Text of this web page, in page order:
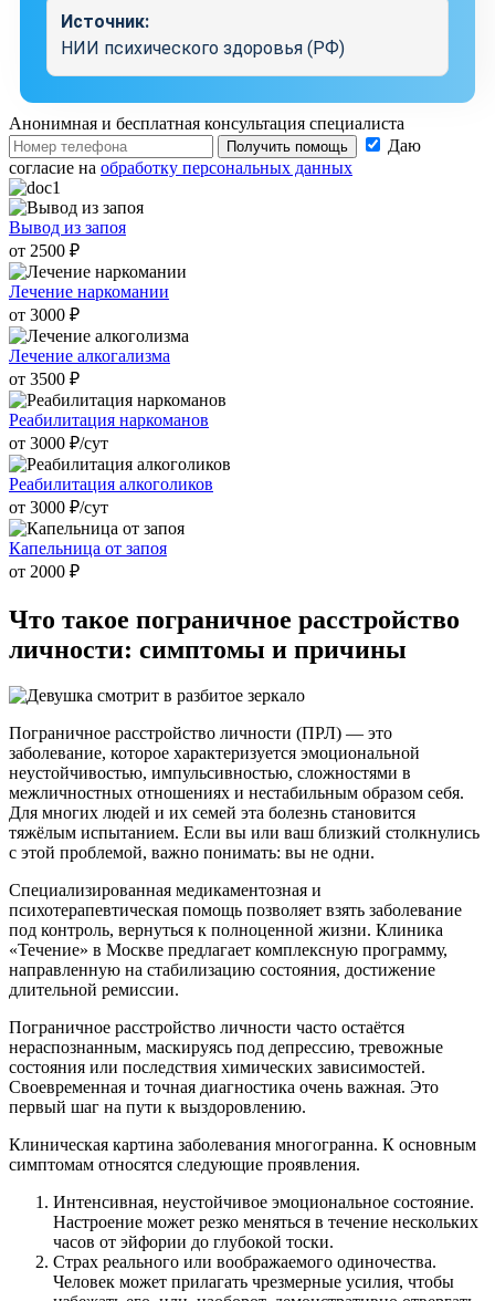
Источник:
НИИ психического здоровья (РФ)
Анонимная и бесплатная консультация специалиста
Получить помощь
Даю
согласие на обработку персональных данных
Вывод из запоя
от 2500 ₽
Лечение наркомании
от 3000 ₽
Лечение алкогализма
от 3500 ₽
Реабилитация наркоманов
от 3000 ₽/cут
Реабилитация алкоголиков
от 3000 ₽/cут
Капельница от запоя
от 2000 ₽
Что такое пограничное расстройство
личности: симптомы и причины
Пограничное расстройство личности (ПРЛ) — это
заболевание, которое характеризуется эмоциональной
неустойчивостью, импульсивностью, сложностями в
межличностных отношениях и нестабильным образом себя.
Для многих людей и их семей эта болезнь становится
тяжёлым испытанием. Если вы или ваш близкий столкнулись
с этой проблемой, важно понимать: вы не одни.
Специализированная медикаментозная и
психотерапевтическая помощь позволяет взять заболевание
под контроль, вернуться к полноценной жизни. Клиника
«Течение» в Москве предлагает комплексную программу,
направленную на стабилизацию состояния, достижение
длительной ремиссии.
Пограничное расстройство личности часто остаётся
нераспознанным, маскируясь под депрессию, тревожные
состояния или последствия химических зависимостей.
Своевременная и точная диагностика очень важная. Это
первый шаг на пути к выздоровлению.
Клиническая картина заболевания многогранна. К основным
симптомам относятся следующие проявления.
Интенсивная, неустойчивое эмоциональное состояние.
Настроение может резко меняться в течение нескольких
часов от эйфории до глубокой тоски.
Страх реального или воображаемого одиночества.
Человек может прилагать чрезмерные усилия, чтобы